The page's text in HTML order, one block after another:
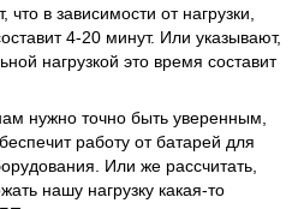
в зависимости от нагрузки,
4-20 минут. Или указывают,
нагрузкой это время составит
нужно точно быть уверенным,
работу от батарей для
Или же рассчитать,
нашу нагрузку какая-то